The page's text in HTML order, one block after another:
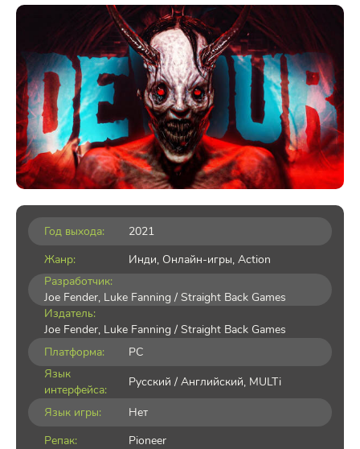
Год выхода:
2021
Жанр:
Инди, Онлайн-игры, Action
Разработчик:
Joe Fender, Luke Fanning / Straight Back Games
Издатель:
Joe Fender, Luke Fanning / Straight Back Games
Платформа:
PC
Язык
интерфейса:
Русский / Английский, MULTi
Язык игры:
Нет
Репак:
Pioneer